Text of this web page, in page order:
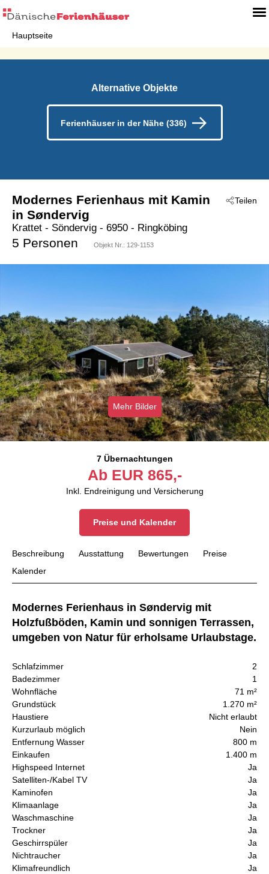
Hauptseite
Alternative Objekte
Ferienhäuser in der Nähe (336)
Teilen
Modernes Ferienhaus mit Kamin
in Søndervig
Krattet - Söndervig - 6950 - Ringköbing
5 Personen Objekt Nr.: 129-1153
Mehr Bilder
7 Übernachtungen
Ab EUR 865,-
Inkl. Endreinigung und Versicherung
Preise und Kalender
Beschreibung Ausstattung Bewertungen
Preise
Kalender
Modernes Ferienhaus in Søndervig mit
Holzfußböden, Kamin und sonnigen Terrassen,
umgeben von Natur für erholsame Urlaubstage.
Schlafzimmer
2
Badezimmer
1
Wohnfläche
71 m²
Grundstück
1.270 m²
Haustiere
Nicht erlaubt
Kurzurlaub möglich
Nein
Entfernung Wasser
800 m
Einkaufen
1.400 m
Highspeed Internet
Ja
Satelliten-/Kabel TV
Ja
Kaminofen
Ja
Klimaanlage
Ja
Waschmaschine
Ja
Trockner
Ja
Geschirrspüler
Ja
Nichtraucher
Ja
Klimafreundlich
Ja